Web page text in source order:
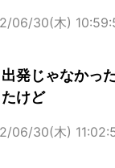
06/30(木)
発じゃなかっ
けど
06/30(木)